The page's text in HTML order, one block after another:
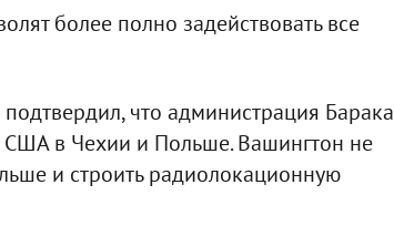
более полно задействовать все
что администрация Барака
в Чехии и Польше. Вашингтон не
и строить радиолокационную